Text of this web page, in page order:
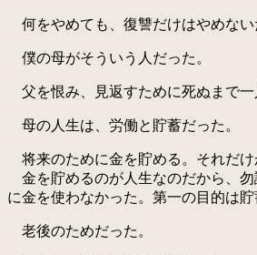
何をやめても、復讐だけはやめない
僕の母がそういう人だった。
父を恨み、見返すために死ぬまで一
母の人生は、労働と貯蓄だった。
将来のために金を貯める。それだけ
金を貯めるのが人生なのだから、勿
に金を使わなかった。第一の目的は貯
老後のためだった。